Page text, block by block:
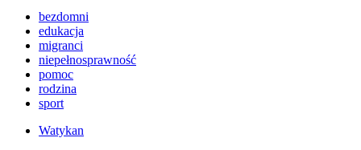
bezdomni
edukacja
migranci
niepełnosprawność
pomoc
rodzina
sport
Watykan